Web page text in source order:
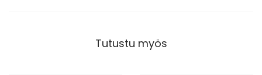
Tutustu myös